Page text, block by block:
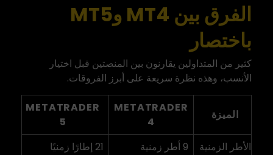
الفرق بين MT4 وMT5
باختصار
كثير من المتداولين يقارنون بين المنصتين قبل اختيار
الأنسب، وهذه نظرة سريعة على أبرز الفروقات.
الميزة
METATRADER
4
METATRADER
5
الأطر الزمنية
9 أطر زمنية
21 إطارًا زمنيًا